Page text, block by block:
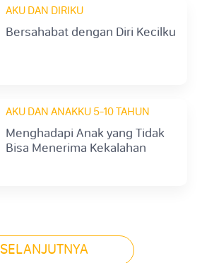
AKU DAN DIRIKU
Bersahabat dengan Diri Kecilku
AKU DAN ANAKKU 5-10 TAHUN
Menghadapi Anak yang Tidak
Bisa Menerima Kekalahan
SELANJUTNYA